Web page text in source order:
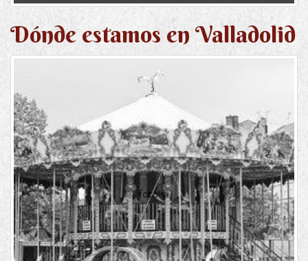
Dónde estamos en Valladolid